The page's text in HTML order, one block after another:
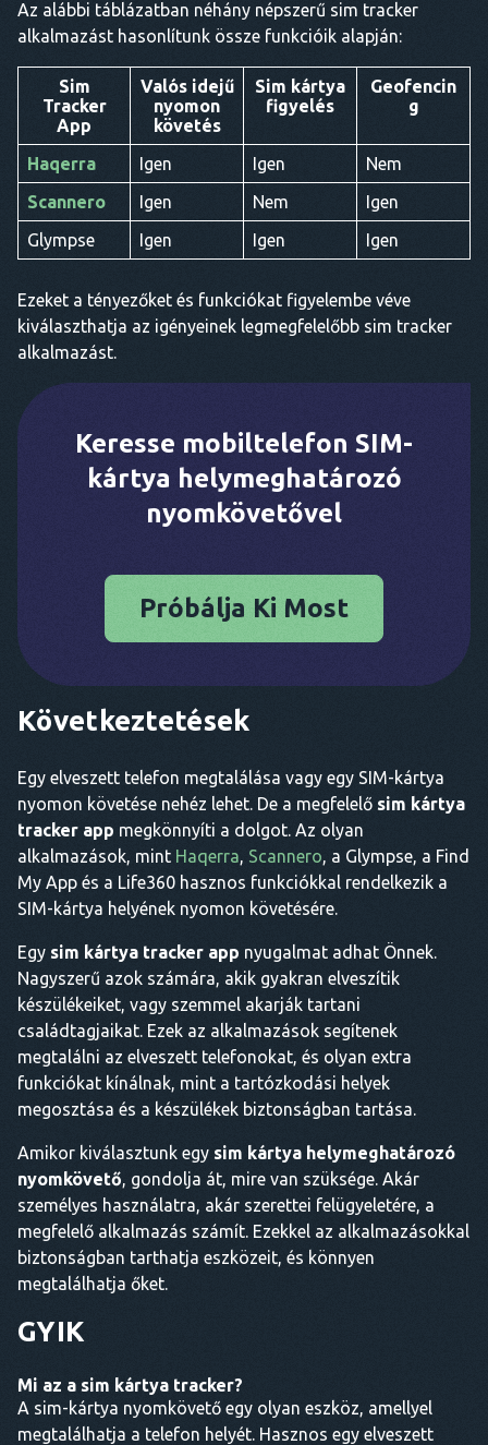
Az alábbi táblázatban néhány népszerű sim tracker
alkalmazást hasonlítunk össze funkcióik alapján:
Sim
Tracker
App
Valós idejű
nyomon
követés
Sim kártya
figyelés
Geofencin
g
Haqerra Igen Igen
Nem
Scannero
Igen Nem
Igen
Glympse
Igen Igen Igen
Ezeket a tényezőket és funkciókat figyelembe véve
kiválaszthatja az igényeinek legmegfelelőbb sim tracker
alkalmazást.
Keresse mobiltelefon SIM-
kártya helymeghatározó
nyomkövetővel
Próbálja Ki Most
Következtetések
Egy elveszett telefon megtalálása vagy egy SIM-kártya
nyomon követése nehéz lehet. De a megfelelő sim kártya
tracker app megkönnyíti a dolgot. Az olyan
alkalmazások, mint Haqerra, Scannero, a Glympse, a Find
My App és a Life360 hasznos funkciókkal rendelkezik a
SIM-kártya helyének nyomon követésére.
Egy sim kártya tracker app nyugalmat adhat Önnek.
Nagyszerű azok számára, akik gyakran elveszítik
készülékeiket, vagy szemmel akarják tartani
családtagjaikat. Ezek az alkalmazások segítenek
megtalálni az elveszett telefonokat, és olyan extra
funkciókat kínálnak, mint a tartózkodási helyek
megosztása és a készülékek biztonságban tartása.
Amikor kiválasztunk egy sim kártya helymeghatározó
nyomkövető, gondolja át, mire van szüksége. Akár
személyes használatra, akár szerettei felügyeletére, a
megfelelő alkalmazás számít. Ezekkel az alkalmazásokkal
biztonságban tarthatja eszközeit, és könnyen
megtalálhatja őket.
GYIK
Mi az a sim kártya tracker?
A sim-kártya nyomkövető egy olyan eszköz, amellyel
megtalálhatja a telefon helyét. Hasznos egy elveszett